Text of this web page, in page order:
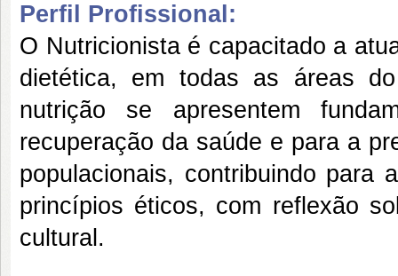
Perfil Profissional:
O Nutricionista é capacitado a
dietética, em todas as áreas
nutrição se apresentem
recuperação da saúde e para a
populacionais, contribuindo para
princípios éticos, com reflexão
cultural.